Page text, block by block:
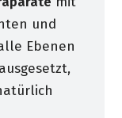
und
Ebenen